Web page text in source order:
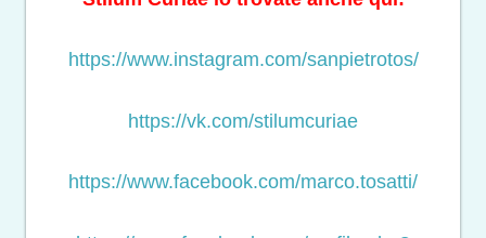
https://www.instagram.com/sanpietrotos/
https://vk.com/stilumcuriae
https://www.facebook.com/marco.tosatti/